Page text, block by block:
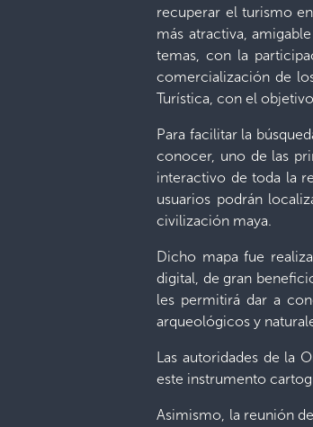
recuperar el turismo
más atractiva,
temas, con la
comercialización de
Turística, con el
Para facilitar la
conocer, uno de las
interactivo de toda la
usuarios podrán
civilización maya.
Dicho mapa fue
digital, de gran
les permitirá dar a
arqueológicos y
Las autoridades de la
este instrumento
Asimismo, la reunión